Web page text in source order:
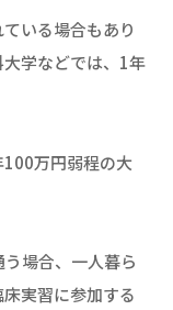
いる場合もあり
学などでは、1年
万円弱程の大
場合、一人暮ら
実習に参加する